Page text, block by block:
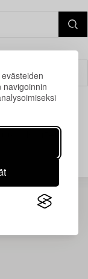
navigoinnin
kohteita.